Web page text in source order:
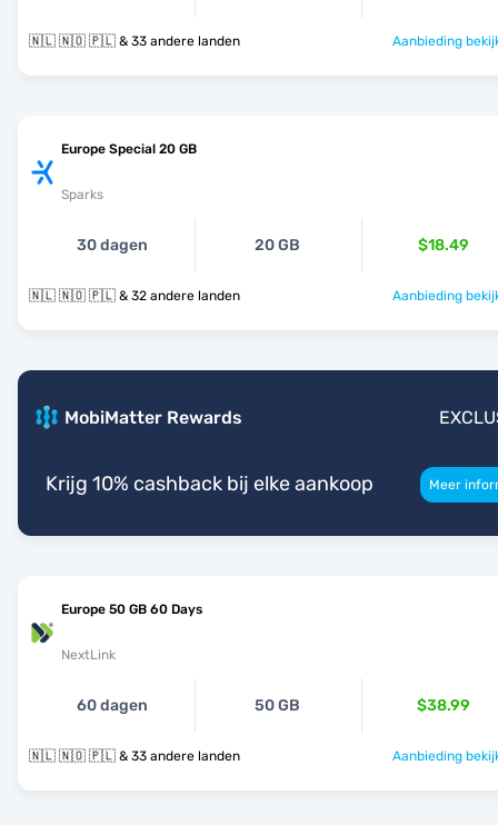
🇳🇱 🇳🇴 🇵🇱 & 33 andere landen Aanbieding
Europe Special 20 GB
Sparks
30 dagen 20 GB $18.49
🇳🇱 🇳🇴 🇵🇱 & 32 andere landen Aanbieding
MobiMatter Rewards
Krijg 10% cashback bij elke aankoop Meer
Europe 50 GB 60 Days
NextLink
60 dagen 50 GB $38.99
🇳🇱 🇳🇴 🇵🇱 & 33 andere landen Aanbieding